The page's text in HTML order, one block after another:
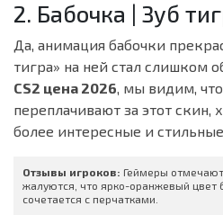
2. Бабочка | Зуб
Да, анимация бабочки
тигра» на ней стал слишком
CS2 цена 2026, мы видим,
переплачивают за этот скин,
более интересные и
Отзывы игроков: Геймеры
жалуются, что ярко-оранжевый цвет
сочетается с перчатками.